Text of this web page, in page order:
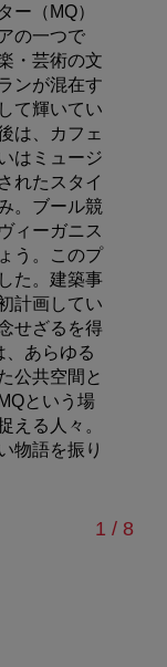
ー（ MQ）
の一つで
・芸術の文
ンが混在す
て輝いてい
は、カフェ
はミュージ
れたスタイ
。ブール競
ィーガニス
う。
このプ
た。建築事
計画してい
せざるを得
、あらゆる
公共空間と
MQという場
える人々。
物語を振り
1 // 8